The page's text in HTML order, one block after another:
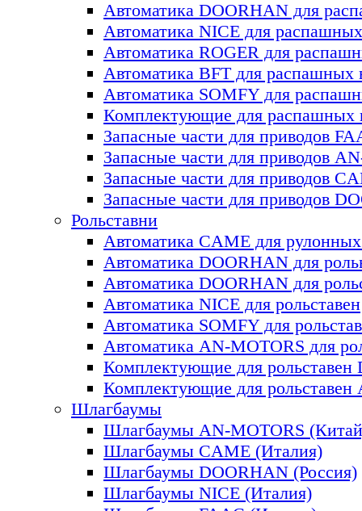
Автоматика DOORHAN для
Автоматика NICE для
Автоматика ROGER для
Автоматика BFT для раcпашных
Автоматика SOMFY для
Комплектующие для
Запасные части для приводов
Запасные части для приводов
Запасные части для приводов
Запасные части для приводов
Рольставни
Автоматика CAME для
Автоматика DOORHAN для
Автоматика DOORHAN для
Автоматика NICE для рольставен
Автоматика SOMFY для
Автоматика AN-MOTORS для
Комплектующие для рольставен
Комплектующие для рольставен
Шлагбаумы
Шлагбаумы AN-MOTORS
Шлагбаумы CAME (Италия)
Шлагбаумы DOORHAN (Россия)
Шлагбаумы NICE (Италия)